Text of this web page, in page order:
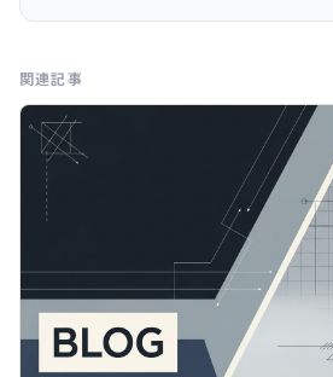
関連記事